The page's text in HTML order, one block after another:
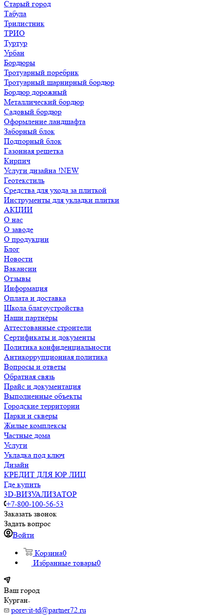
Старый город
Табула
Трилистник
ТРИО
Туртур
Урбан
Бордюры
Тротуарный поребрик
Тротуарный шарнирный бордюр
Бордюр дорожный
Металлический бордюр
Садовый бордюр
Оформление ландшафта
Заборный блок
Подпорный блок
Газонная решетка
Кирпич
Услуги дизайна !NEW
Геотекстиль
Средства для ухода за плиткой
Инструменты для укладки плитки
АКЦИИ
О нас
О заводе
О продукции
Блог
Новости
Вакансии
Отзывы
Информация
Оплата и доставка
Школа благоустройства
Наши партнёры
Аттестованные строители
Сертификаты и документы
Политика конфиденциальности
Антикоррупционная политика
Вопросы и ответы
Обратная связь
Прайс и документация
Выполненные объекты
Городские территории
Парки и скверы
Жилые комплексы
Частные дома
Услуги
Укладка под ключ
Дизайн
КРЕДИТ ДЛЯ ЮР ЛИЦ
Где купить
3D-ВИЗУАЛИЗАТОР
+7-800-100-56-53
Заказать звонок
Задать вопрос
Войти
Корзина0
Избранные товары0
Ваш город
Курган
porevit-td@partner72.ru